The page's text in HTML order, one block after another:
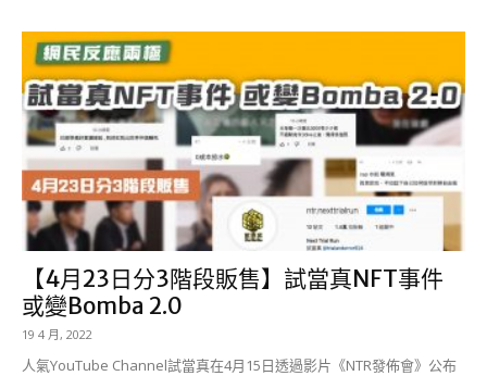
【4月23日分3階段販售】試當真NFT事件
或變Bomba 2.0
19 4 月, 2022
人氣YouTube Channel試當真在4月15日透過影片《NTR發佈會》公布